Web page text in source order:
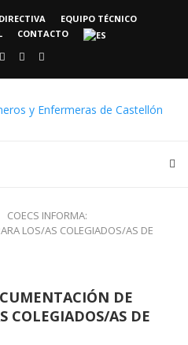
EQUIPO TÉCNICO
CONTACTO
COECS INFORMA:
LOS/AS COLEGIADOS/AS DE
DE
COLEGIADOS/AS DE